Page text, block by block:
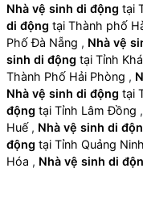
Nhà vệ sinh di động tại
di động tại Thành phố
Phố Đà Nẵng , Nhà vệ
sinh di động tại Tỉnh
Thành Phố Hải Phòng ,
Nhà vệ sinh di động tại
động tại Tỉnh Lâm Đồng ,
Huế , Nhà vệ sinh di
động tại Tỉnh Quảng Ninh
Hóa , Nhà vệ sinh di
tại